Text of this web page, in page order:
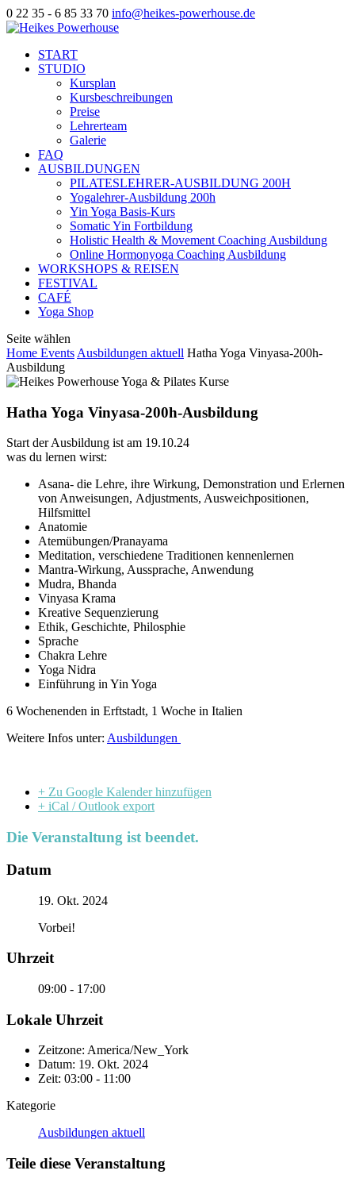
0 22 35 - 6 85 33 70 info@heikes-powerhouse.de
START
STUDIO
Kursplan
Kursbeschreibungen
Preise
Lehrerteam
Galerie
FAQ
AUSBILDUNGEN
PILATESLEHRER-AUSBILDUNG 200H
Yogalehrer-Ausbildung 200h
Yin Yoga Basis-Kurs
Somatic Yin Fortbildung
Holistic Health & Movement Coaching Ausbildung
Online Hormonyoga Coaching Ausbildung
WORKSHOPS & REISEN
FESTIVAL
CAFÉ
Yoga Shop
Seite wählen
Home Events Ausbildungen aktuell Hatha Yoga Vinyasa-200h-
Ausbildung
Hatha Yoga Vinyasa-200h-Ausbildung
Start der Ausbildung ist am 19.10.24
was du lernen wirst:
Asana- die Lehre, ihre Wirkung, Demonstration und Erlernen
von Anweisungen, Adjustments, Ausweichpositionen,
Hilfsmittel
Anatomie
Atemübungen/Pranayama
Meditation, verschiedene Traditionen kennenlernen
Mantra-Wirkung, Aussprache, Anwendung
Mudra, Bhanda
Vinyasa Krama
Kreative Sequenzierung
Ethik, Geschichte, Philosphie
Sprache
Chakra Lehre
Yoga Nidra
Einführung in Yin Yoga
6 Wochenenden in Erftstadt, 1 Woche in Italien
Weitere Infos unter: Ausbildungen
+ Zu Google Kalender hinzufügen
+ iCal / Outlook export
Die Veranstaltung ist beendet.
Datum
19. Okt. 2024
Vorbei!
Uhrzeit
09:00 - 17:00
Lokale Uhrzeit
Zeitzone: America/New_York
Datum: 19. Okt. 2024
Zeit: 03:00 - 11:00
Kategorie
Ausbildungen aktuell
Teile diese Veranstaltung